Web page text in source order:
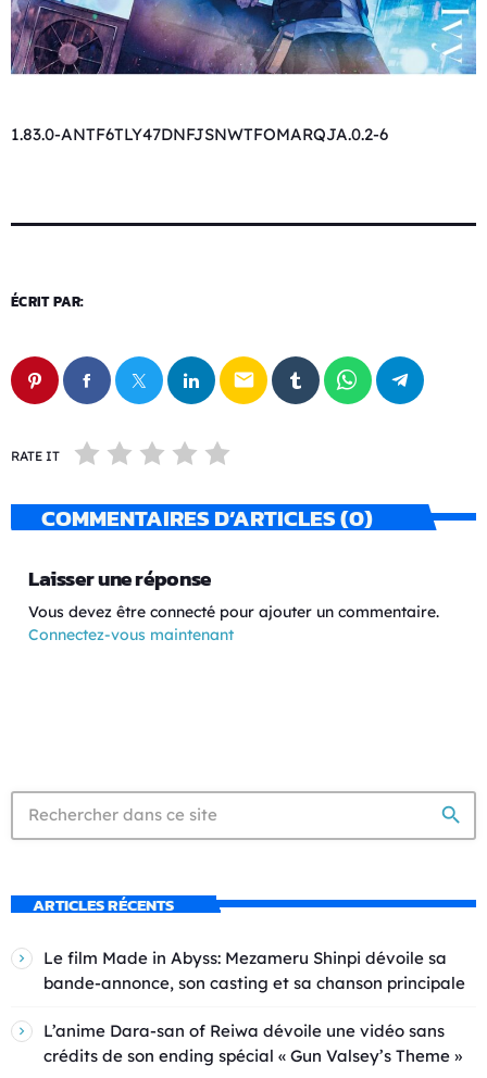
1.83.0-ANTF6TLY47DNFJSNWTFOMARQJA.0.2-6
ÉCRIT PAR:
email
RATE IT
COMMENTAIRES D’ARTICLES (0)
Laisser une réponse
Vous devez être connecté pour ajouter un commentaire.
Connectez-vous maintenant
search
ARTICLES RÉCENTS
Le film Made in Abyss: Mezameru Shinpi dévoile sa
bande-annonce, son casting et sa chanson principale
L’anime Dara-san of Reiwa dévoile une vidéo sans
crédits de son ending spécial « Gun Valsey’s Theme »